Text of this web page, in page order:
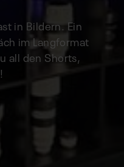
in Bildern. Ein
im Langformat
all den Shorts,